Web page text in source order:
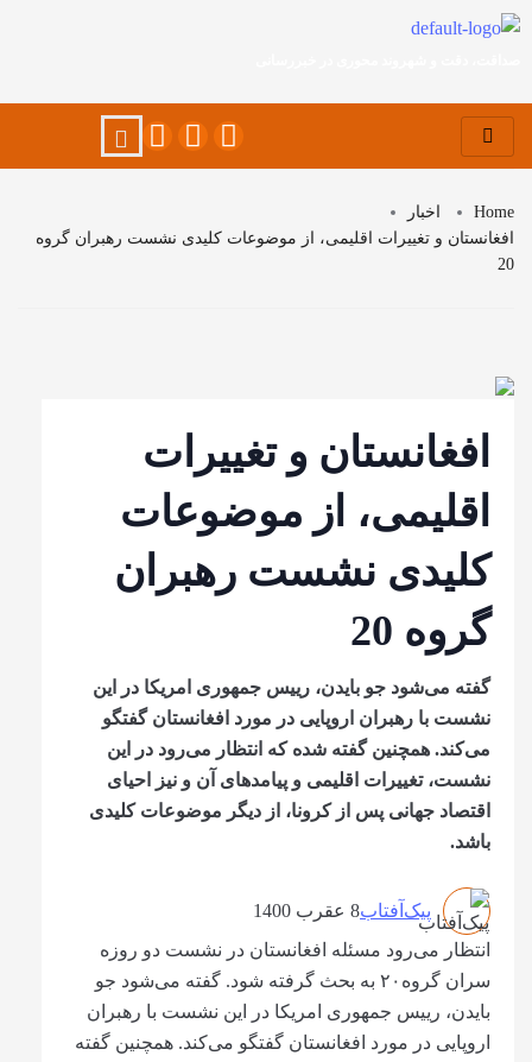
Home
اخبار
افغانستان و تغییرات اقلیمی، از موضوعات کلیدی نشست رهبران گروه
20
افغانستان و تغییرات
اقلیمی، از موضوعات
کلیدی نشست رهبران
گروه 20
گفته می‌شود جو بایدن، رییس جمهوری امریکا در این
نشست با رهبران اروپایی در مورد افغانستان گفتگو
می‌کند. همچنین گفته شده که انتظار می‌رود در این
نشست، تغییرات اقلیمی و پیامدهای آن و نیز احیای
اقتصاد جهانی پس از کرونا، از دیگر موضوعات کلیدی
باشد.
پیک‌آفتاب8 عقرب 1400
انتظار می‌رود مسئله افغانستان در نشست دو روزه
سران گروه۲۰ به بحث گرفته شود. گفته می‌شود جو
بایدن، رییس جمهوری امریکا در این نشست با رهبران
اروپایی در مورد افغانستان گفتگو می‌کند. همچنین گفته